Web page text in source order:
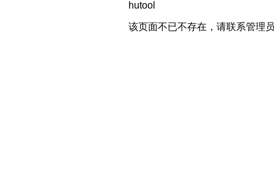
hutool
该页面不已不存在，请联系管理